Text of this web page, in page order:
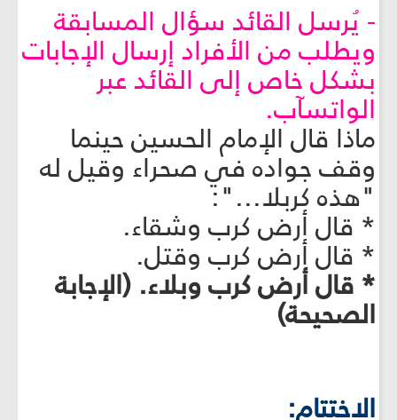
- يُرسل القائد سؤال المسابقة
ويطلب من الأفراد إرسال الإجابات
بشكل خاص إلى القائد عبر
الواتسآب.
ماذا قال الإمام الحسين حينما
وقف جواده في صحراء وقيل له
"هذه كربلا...":
* قال أرض كرب وشقاء.
* قال أرض كرب وقتل.
* قال أرض كرب وبلاء. (الإجابة
الصحيحة)
الاختتام: